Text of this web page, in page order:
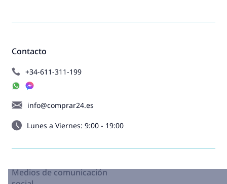
Contacto
+34-611-311-199
info@comprar24.es
Lunes a Viernes: 9:00 - 19:00
Medios de comunicación